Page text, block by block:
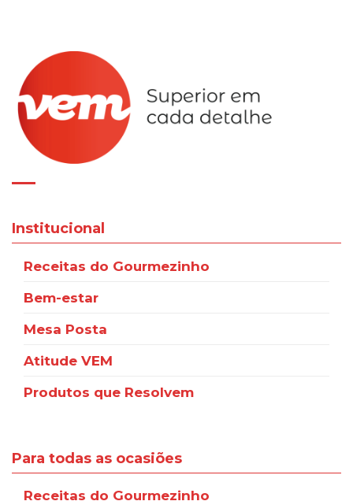
Institucional
Receitas do Gourmezinho
Bem-estar
Mesa Posta
Atitude VEM
Produtos que Resolvem
Para todas as ocasiões
Receitas do Gourmezinho